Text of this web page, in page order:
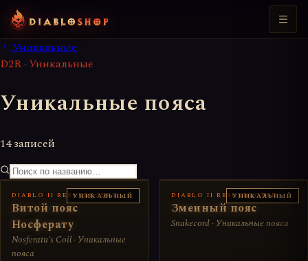
Уникальные
D2R · Уникальные
Уникальные пояса
14 записей
УНИКАЛЬНЫЙ
DIABLO II RESURRECTED
Витой пояс
Носферату
Nosferatu's Coil · Уникальные
пояса
УНИКАЛЬНЫЙ
DIABLO II RESURRECTED
Змеиный пояс
Snakecord · Уникальные пояса